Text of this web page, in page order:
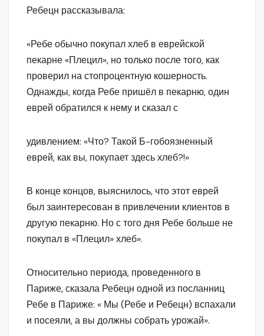
Ребецн рассказывала:
«Ребе обычно покупал хлеб в еврейской
пекарне «Плецил», но только после того, как
проверил на стопроцентную кошерность.
Однажды, когда Ребе пришёл в пекарню, один
еврей обратился к нему и сказал с
удивлением: «Что? Такой Б-гобоязненный
еврей, как вы, покупает здесь хлеб?!»
В конце концов, выяснилось, что этот еврей
был заинтересован в привлечении клиентов в
другую пекарню. Но с того дня Ребе больше не
покупал в «Плецил» хлеб».
Относительно периода, проведенного в
Париже, сказала Ребецн одной из посланниц
Ребе в Париже: « Мы (Ребе и Ребецн) вспахали
и посеяли, а вы должны собрать урожай».